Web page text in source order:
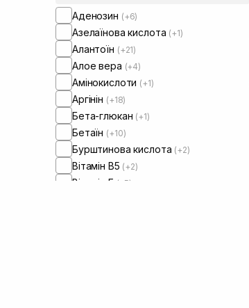
Аденозин (+6)
Азелаїнова кислота (+1)
Алантоїн (+21)
Алое вера (+4)
Амінокислоти (+1)
Аргінін (+18)
Бета-глюкан (+1)
Бетаїн (+10)
Бурштинова кислота (+2)
Вітамін B5 (+2)
Вітамін Е (+5)